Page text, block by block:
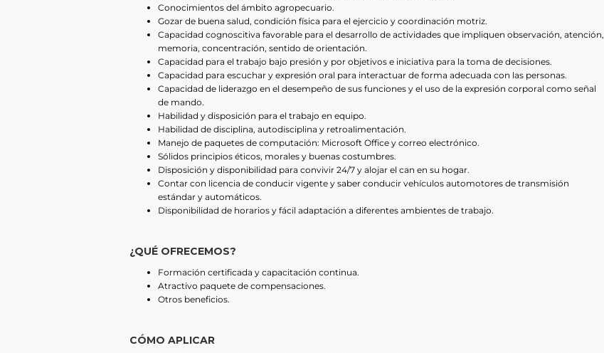
Conocimientos del ámbito agropecuario.
Gozar de buena salud, condición física para el ejercicio y coordinación motriz.
Capacidad cognoscitiva favorable para el desarrollo de actividades que impliquen observación, atención,
memoria, concentración, sentido de orientación.
Capacidad para el trabajo bajo presión y por objetivos e iniciativa para la toma de decisiones.
Capacidad para escuchar y expresión oral para interactuar de forma adecuada con las personas.
Capacidad de liderazgo en el desempeño de sus funciones y el uso de la expresión corporal como señal
de mando.
Habilidad y disposición para el trabajo en equipo.
Habilidad de disciplina, autodisciplina y retroalimentación.
Manejo de paquetes de computación: Microsoft Office y correo electrónico.
Sólidos principios éticos, morales y buenas costumbres.
Disposición y disponibilidad para convivir 24/7 y alojar el can en su hogar.
Contar con licencia de conducir vigente y saber conducir vehículos automotores de transmisión
estándar y automáticos.
Disponibilidad de horarios y fácil adaptación a diferentes ambientes de trabajo.
¿QUÉ OFRECEMOS?
Formación certificada y capacitación continua.
Atractivo paquete de compensaciones.
Otros beneficios.
CÓMO APLICAR